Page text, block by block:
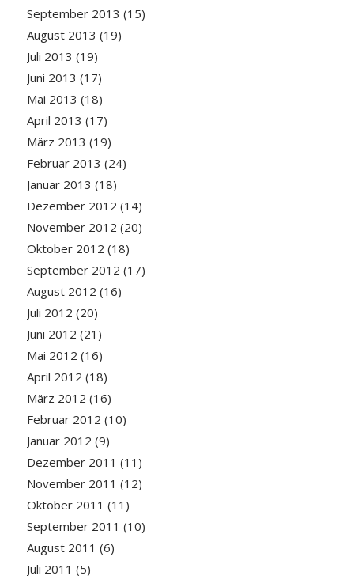
September 2013 (15)
August 2013 (19)
Juli 2013 (19)
Juni 2013 (17)
Mai 2013 (18)
April 2013 (17)
März 2013 (19)
Februar 2013 (24)
Januar 2013 (18)
Dezember 2012 (14)
November 2012 (20)
Oktober 2012 (18)
September 2012 (17)
August 2012 (16)
Juli 2012 (20)
Juni 2012 (21)
Mai 2012 (16)
April 2012 (18)
März 2012 (16)
Februar 2012 (10)
Januar 2012 (9)
Dezember 2011 (11)
November 2011 (12)
Oktober 2011 (11)
September 2011 (10)
August 2011 (6)
Juli 2011 (5)